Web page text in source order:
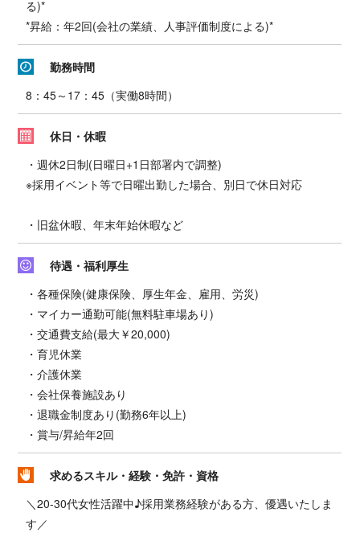
る)*
*昇給：年2回(会社の業績、人事評価制度による)*
勤務時間
8：45～17：45（実働8時間）
休日・休暇
・週休2日制(日曜日+1日部署内で調整)
※採用イベント等で日曜出勤した場合、別日で休日対応
・旧盆休暇、年末年始休暇など
待遇・福利厚生
・各種保険(健康保険、厚生年金、雇用、労災)
・マイカー通勤可能(無料駐車場あり)
・交通費支給(最大￥20,000)
・育児休業
・介護休業
・会社保養施設あり
・退職金制度あり(勤務6年以上)
・賞与/昇給年2回
求めるスキル・経験・免許・資格
＼20-30代女性活躍中♪採用業務経験がある方、優遇いたしま
す／